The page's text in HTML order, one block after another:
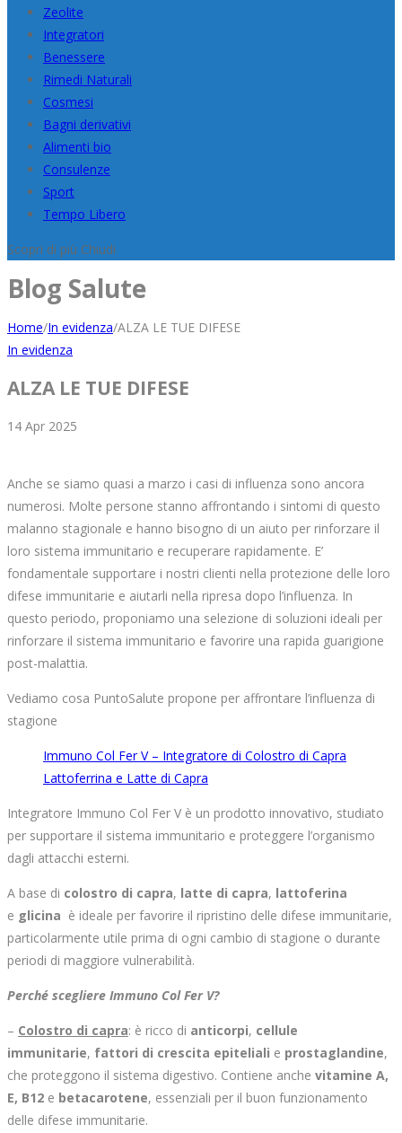
Zeolite
Integratori
Benessere
Rimedi Naturali
Cosmesi
Bagni derivativi
Alimenti bio
Consulenze
Sport
Tempo Libero
Scopri di più Chiudi
Blog Salute
Home/In evidenza/ALZA LE TUE DIFESE
In evidenza
ALZA LE TUE DIFESE
14 Apr 2025
Anche se siamo quasi a marzo i casi di influenza sono ancora
numerosi. Molte persone stanno affrontando i sintomi di questo
malanno stagionale e hanno bisogno di un aiuto per rinforzare il
loro sistema immunitario e recuperare rapidamente. E’
fondamentale supportare i nostri clienti nella protezione delle loro
difese immunitarie e aiutarli nella ripresa dopo l’influenza. In
questo periodo, proponiamo una selezione di soluzioni ideali per
rinforzare il sistema immunitario e favorire una rapida guarigione
post-malattia.
Vediamo cosa PuntoSalute propone per affrontare l’influenza di
stagione
Immuno Col Fer V – Integratore di Colostro di Capra
Lattoferrina e Latte di Capra
Integratore Immuno Col Fer V è un prodotto innovativo, studiato
per supportare il sistema immunitario e proteggere l’organismo
dagli attacchi esterni.
A base di colostro di capra, latte di capra, lattoferina
e glicina è ideale per favorire il ripristino delle difese immunitarie,
particolarmente utile prima di ogni cambio di stagione o durante
periodi di maggiore vulnerabilità.
Perché scegliere Immuno Col Fer V?
– Colostro di capra: è ricco di anticorpi, cellule
immunitarie, fattori di crescita epiteliali e prostaglandine,
che proteggono il sistema digestivo. Contiene anche vitamine A,
E, B12 e betacarotene, essenziali per il buon funzionamento
delle difese immunitarie.